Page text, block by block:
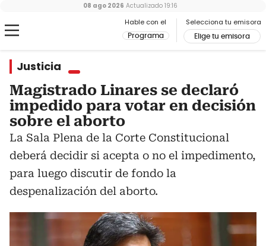
Hable con el
Programa
Selecciona tu emisora
Elige tu emisora
08 ago 2026 Actualizado 19:16
Justicia
Magistrado Linares se declaró
impedido para votar en decisión
sobre el aborto
La Sala Plena de la Corte Constitucional
deberá decidir si acepta o no el impedimento,
para luego discutir de fondo la
despenalización del aborto.